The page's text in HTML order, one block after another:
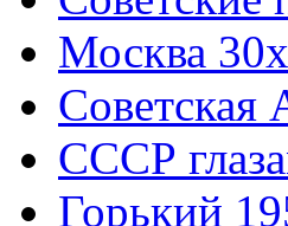
Москва
Советская
СССР
Горький